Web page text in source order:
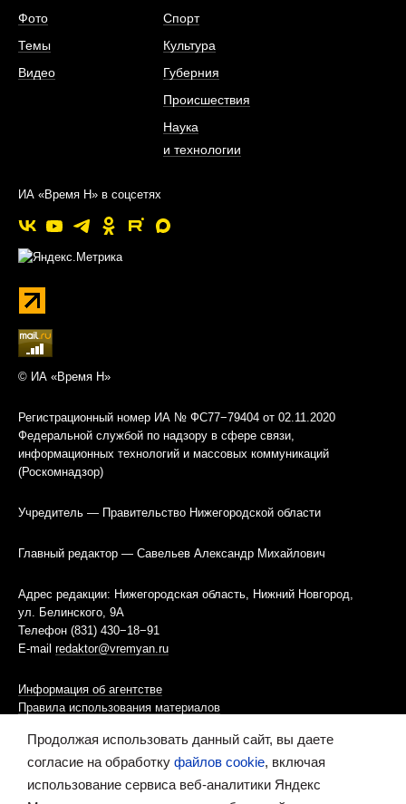
Фото
Темы
Видео
Спорт
Культура
Губерния
Происшествия
Наука
и технологии
ИА «Время Н» в соцсетях
© ИА «Время Н»
Регистрационный номер ИА № ФС77−79404 от 02.11.2020
Федеральной службой по надзору в сфере связи,
информационных технологий и массовых коммуникаций
(Роскомнадзор)
Учредитель — Правительство Нижегородской области
Главный редактор — Савельев Александр Михайлович
Адрес редакции: Нижегородская область, Нижний Новгород,
ул. Белинского, 9А
Телефон (831) 430−18−91
E-mail redaktor@vremyan.ru
Информация об агентстве
Правила использования материалов
Информационная политика использования «cookies»-файлов
Ресурс содержит материалы 16+
Продолжая использовать данный сайт, вы даете
согласие на обработку файлов cookie, включая
использование сервиса веб-аналитики Яндекс